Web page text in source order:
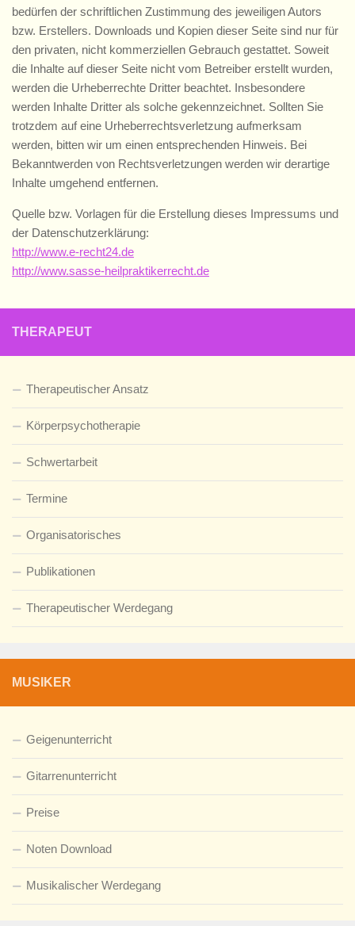
bedürfen der schriftlichen Zustimmung des jeweiligen Autors
bzw. Erstellers. Downloads und Kopien dieser Seite sind nur für
den privaten, nicht kommerziellen Gebrauch gestattet. Soweit
die Inhalte auf dieser Seite nicht vom Betreiber erstellt wurden,
werden die Urheberrechte Dritter beachtet. Insbesondere
werden Inhalte Dritter als solche gekennzeichnet. Sollten Sie
trotzdem auf eine Urheberrechtsverletzung aufmerksam
werden, bitten wir um einen entsprechenden Hinweis. Bei
Bekanntwerden von Rechtsverletzungen werden wir derartige
Inhalte umgehend entfernen.
Quelle bzw. Vorlagen für die Erstellung dieses Impressums und
der Datenschutzerklärung:
http://www.e-recht24.de
http://www.sasse-heilpraktikerrecht.de
THERAPEUT
Therapeutischer Ansatz
Körperpsychotherapie
Schwertarbeit
Termine
Organisatorisches
Publikationen
Therapeutischer Werdegang
MUSIKER
Geigenunterricht
Gitarrenunterricht
Preise
Noten Download
Musikalischer Werdegang